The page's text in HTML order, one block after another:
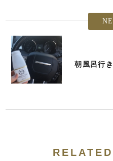
朝風呂行